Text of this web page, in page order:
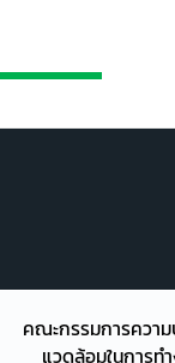
คณะกรรมการควา
แวดล้อมในการท